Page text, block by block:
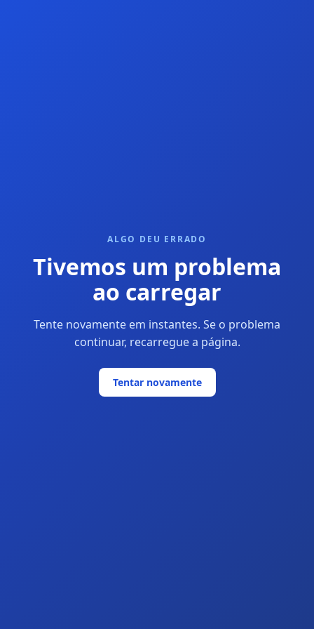
ALGO DEU ERRADO
Tivemos um problema
ao carregar
Tente novamente em instantes. Se o problema
continuar, recarregue a página.
Tentar novamente